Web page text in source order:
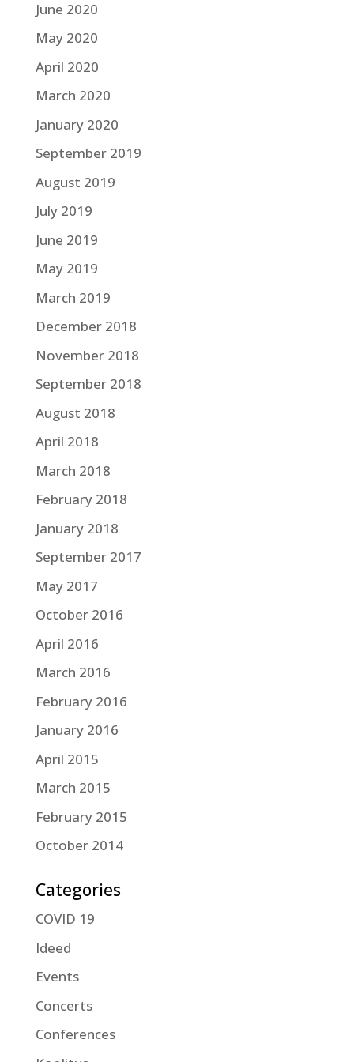
June 2020
May 2020
April 2020
March 2020
January 2020
September 2019
August 2019
July 2019
June 2019
May 2019
March 2019
December 2018
November 2018
September 2018
August 2018
April 2018
March 2018
February 2018
January 2018
September 2017
May 2017
October 2016
April 2016
March 2016
February 2016
January 2016
April 2015
March 2015
February 2015
October 2014
Categories
COVID 19
Ideed
Events
Concerts
Conferences